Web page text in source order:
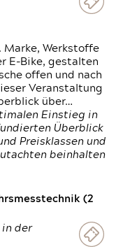
Marke, Werkstoffe
E-Bike, gestalten
offen und nach
Veranstaltung
über…
Einstieg in
Überblick
Preisklassen und
beinhalten
(2
in der